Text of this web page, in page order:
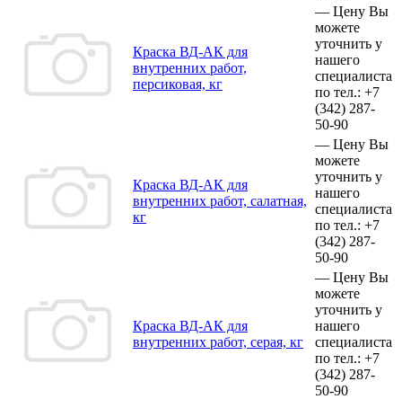
Краска ВД-АК для
внутренних работ,
персиковая, кг
— Цену Вы
можете
уточнить у
нашего
специалиста
по тел.: +7
(342) 287-
50-90
Краска ВД-АК для
внутренних работ, салатная,
кг
— Цену Вы
можете
уточнить у
нашего
специалиста
по тел.: +7
(342) 287-
50-90
Краска ВД-АК для
внутренних работ, серая, кг
— Цену Вы
можете
уточнить у
нашего
специалиста
по тел.: +7
(342) 287-
50-90